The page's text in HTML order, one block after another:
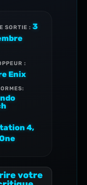
SORTIE : 3
:
Enix
4,
votre